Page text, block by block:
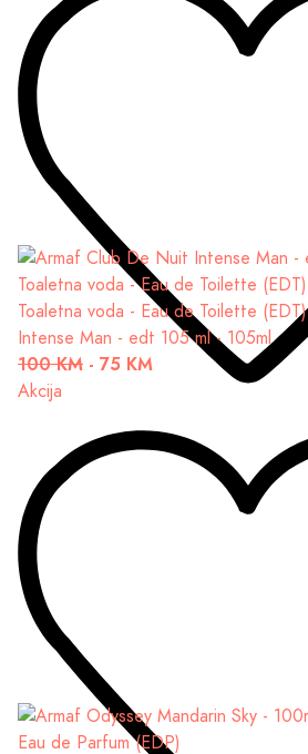
Toaletna voda - Eau de Toilette (EDT)
Intense Man - edt 105 ml - 105ml
100 KM - 75 KM
Akcija